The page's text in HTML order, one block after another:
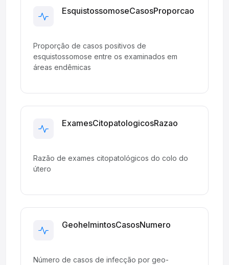
EsquistossomoseCasosProporcao
Proporção de casos positivos de
esquistossomose entre os examinados em
áreas endêmicas
ExamesCitopatologicosRazao
Razão de exames citopatológicos do colo do
útero
GeohelmintosCasosNumero
Número de casos de infecção por geo-